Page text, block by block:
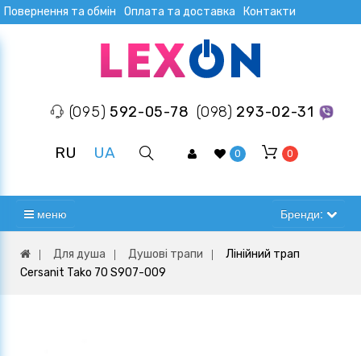
Повернення та обмін Оплата та доставка Контакти
(095) 592-05-78 (098) 293-02-31
RU UA 0 0
меню Бренди:
Для душа Душові трапи
Лінійний трап
Cersanit Tako 70 S907-009